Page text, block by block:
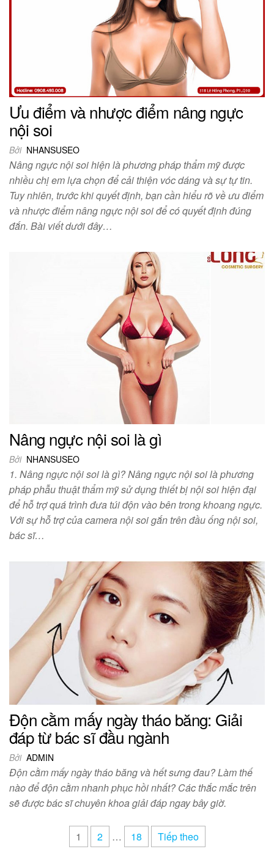
Ưu điểm và nhược điểm nâng ngực
nội soi
Bởi NHANSUSEO
Nâng ngực nội soi hiện là phương pháp thẩm mỹ được
nhiều chị em lựa chọn để cải thiện vóc dáng và sự tự tin.
Tuy nhiên, trước khi quyết định, bạn cần hiểu rõ về ưu điểm
và nhược điểm nâng ngực nội soi để có quyết định đúng
đắn. Bài viết dưới đây…
Nâng ngực nội soi là gì
Bởi NHANSUSEO
1. Nâng ngực nội soi là gì? Nâng ngực nội soi là phương
pháp phẫu thuật thẩm mỹ sử dụng thiết bị nội soi hiện đại
để hỗ trợ quá trình đưa túi độn vào bên trong khoang ngực.
Với sự hỗ trợ của camera nội soi gắn trên đầu ống nội soi,
bác sĩ…
Độn cằm mấy ngày tháo băng: Giải
đáp từ bác sĩ đầu ngành
Bởi ADMIN
Độn cằm mấy ngày tháo băng và hết sưng đau? Làm thế
nào để độn cằm nhanh phục hồi nhất? Các thắc mắc trên
sẽ được bác sĩ chuyên khoa giải đáp ngay bây giờ.
1 2 … 18 Tiếp theo